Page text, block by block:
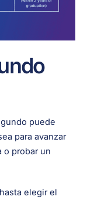
puede
para avanzar
o probar un
elegir el